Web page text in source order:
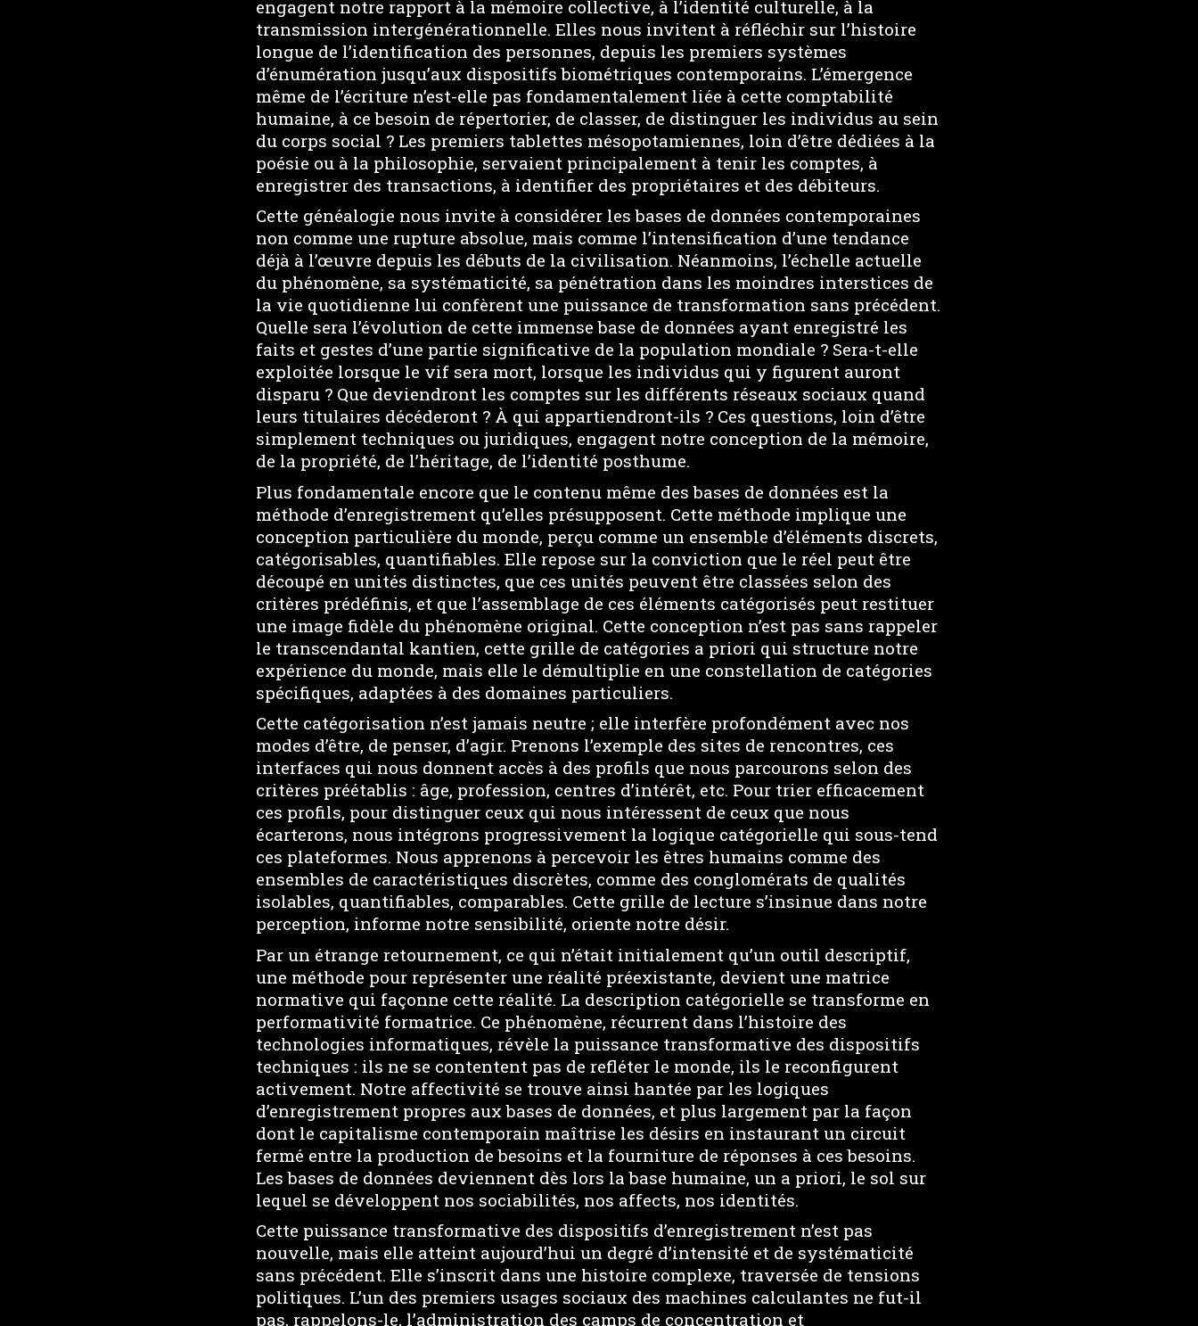
engagent notre rapport à la mémoire collective, à l’identité culturelle, à la
transmission intergénérationnelle. Elles nous invitent à réfléchir sur l’histoire
longue de l’identification des personnes, depuis les premiers systèmes
d’énumération jusqu’aux dispositifs biométriques contemporains. L’émergence
même de l’écriture n’est-elle pas fondamentalement liée à cette comptabilité
humaine, à ce besoin de répertorier, de classer, de distinguer les individus au sein
du corps social ? Les premiers tablettes mésopotamiennes, loin d’être dédiées à la
poésie ou à la philosophie, servaient principalement à tenir les comptes, à
enregistrer des transactions, à identifier des propriétaires et des débiteurs.
Cette généalogie nous invite à considérer les bases de données contemporaines
non comme une rupture absolue, mais comme l’intensification d’une tendance
déjà à l’œuvre depuis les débuts de la civilisation. Néanmoins, l’échelle actuelle
du phénomène, sa systématicité, sa pénétration dans les moindres interstices de
la vie quotidienne lui confèrent une puissance de transformation sans précédent.
Quelle sera l’évolution de cette immense base de données ayant enregistré les
faits et gestes d’une partie significative de la population mondiale ? Sera-t-elle
exploitée lorsque le vif sera mort, lorsque les individus qui y figurent auront
disparu ? Que deviendront les comptes sur les différents réseaux sociaux quand
leurs titulaires décéderont ? À qui appartiendront-ils ? Ces questions, loin d’être
simplement techniques ou juridiques, engagent notre conception de la mémoire,
de la propriété, de l’héritage, de l’identité posthume.
Plus fondamentale encore que le contenu même des bases de données est la
méthode d’enregistrement qu’elles présupposent. Cette méthode implique une
conception particulière du monde, perçu comme un ensemble d’éléments discrets,
catégorisables, quantifiables. Elle repose sur la conviction que le réel peut être
découpé en unités distinctes, que ces unités peuvent être classées selon des
critères prédéfinis, et que l’assemblage de ces éléments catégorisés peut restituer
une image fidèle du phénomène original. Cette conception n’est pas sans rappeler
le transcendantal kantien, cette grille de catégories a priori qui structure notre
expérience du monde, mais elle le démultiplie en une constellation de catégories
spécifiques, adaptées à des domaines particuliers.
Cette catégorisation n’est jamais neutre ; elle interfère profondément avec nos
modes d’être, de penser, d’agir. Prenons l’exemple des sites de rencontres, ces
interfaces qui nous donnent accès à des profils que nous parcourons selon des
critères préétablis : âge, profession, centres d’intérêt, etc. Pour trier efficacement
ces profils, pour distinguer ceux qui nous intéressent de ceux que nous
écarterons, nous intégrons progressivement la logique catégorielle qui sous-tend
ces plateformes. Nous apprenons à percevoir les êtres humains comme des
ensembles de caractéristiques discrètes, comme des conglomérats de qualités
isolables, quantifiables, comparables. Cette grille de lecture s’insinue dans notre
perception, informe notre sensibilité, oriente notre désir.
Par un étrange retournement, ce qui n’était initialement qu’un outil descriptif,
une méthode pour représenter une réalité préexistante, devient une matrice
normative qui façonne cette réalité. La description catégorielle se transforme en
performativité formatrice. Ce phénomène, récurrent dans l’histoire des
technologies informatiques, révèle la puissance transformative des dispositifs
techniques : ils ne se contentent pas de refléter le monde, ils le reconfigurent
activement. Notre affectivité se trouve ainsi hantée par les logiques
d’enregistrement propres aux bases de données, et plus largement par la façon
dont le capitalisme contemporain maîtrise les désirs en instaurant un circuit
fermé entre la production de besoins et la fourniture de réponses à ces besoins.
Les bases de données deviennent dès lors la base humaine, un a priori, le sol sur
lequel se développent nos sociabilités, nos affects, nos identités.
Cette puissance transformative des dispositifs d’enregistrement n’est pas
nouvelle, mais elle atteint aujourd’hui un degré d’intensité et de systématicité
sans précédent. Elle s’inscrit dans une histoire complexe, traversée de tensions
politiques. L’un des premiers usages sociaux des machines calculantes ne fut-il
pas, rappelons-le, l’administration des camps de concentration et